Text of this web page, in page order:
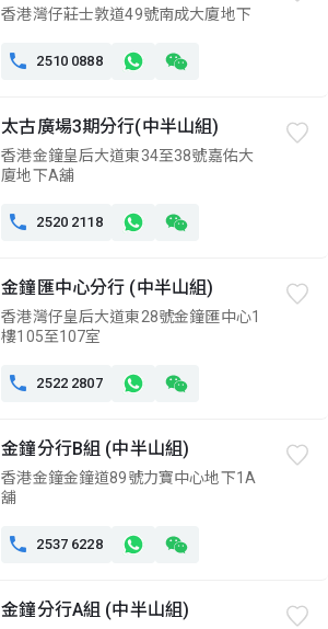
香港灣仔莊士敦道49號南成大廈地下
 2510 0888
太古廣場3期分行(中半山組)
香港金鐘皇后大道東34至38號嘉佑大
廈地下A舖
 2520 2118
金鐘匯中心分行 (中半山組)
香港灣仔皇后大道東28號金鐘匯中心1
樓105至107室
 2522 2807
金鐘分行B組 (中半山組)
香港金鐘金鐘道89號力寶中心地下1A
舖
 2537 6228
金鐘分行A組 (中半山組)